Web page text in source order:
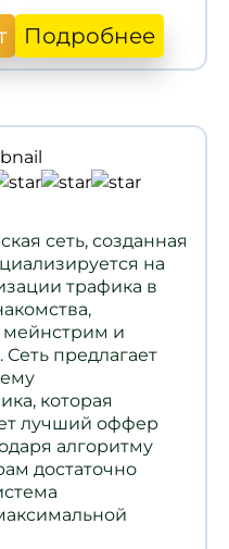
Подробнее
сеть, созданная
на
трафика в
мейнстрим и
Сеть предлагает
которая
лучший оффер
алгоритму
достаточно